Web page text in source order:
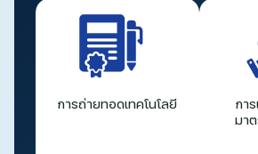
การถ่ายทอดเทคโนโลยี
กา
มา